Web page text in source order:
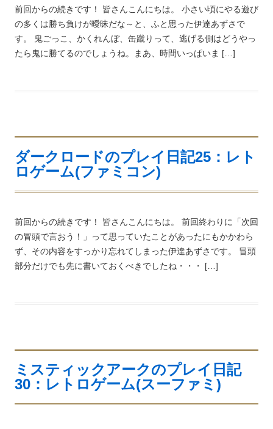
前回からの続きです！ 皆さんこんにちは。 小さい頃にやる遊び
の多くは勝ち負けが曖昧だな～と、ふと思った伊達あずさで
す。 鬼ごっこ、かくれんぼ、缶蹴りって、逃げる側はどうやっ
たら鬼に勝てるのでしょうね。まあ、時間いっぱいま […]
ダークロードのプレイ日記25：レト
ロゲーム(ファミコン)
前回からの続きです！ 皆さんこんにちは。 前回終わりに「次回
の冒頭で言おう！」って思っていたことがあったにもかかわら
ず、その内容をすっかり忘れてしまった伊達あずさです。 冒頭
部分だけでも先に書いておくべきでしたね・・・ […]
ミスティックアークのプレイ日記
30：レトロゲーム(スーファミ)